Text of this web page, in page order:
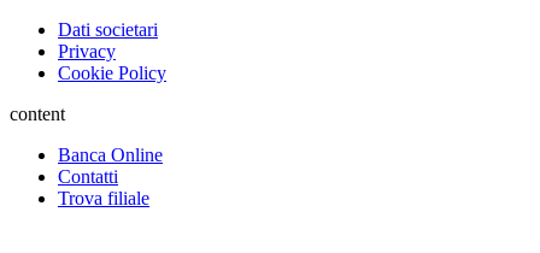
Dati societari
Privacy
Cookie Policy
content
Banca Online
Contatti
Trova filiale